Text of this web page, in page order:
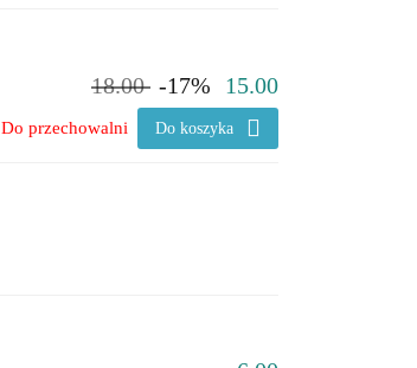
18.00 -17% 15.00
Do koszyka
Do przechowalni